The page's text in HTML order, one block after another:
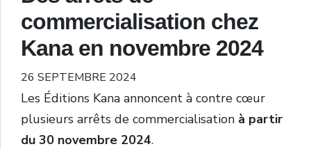
commercialisation chez
Kana en novembre 2024
26 SEPTEMBRE 2024
Les Éditions Kana annoncent à contre cœur
plusieurs arrêts de commercialisation à partir
du 30 novembre 2024.